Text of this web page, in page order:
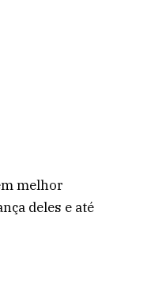
melhor
deles e até